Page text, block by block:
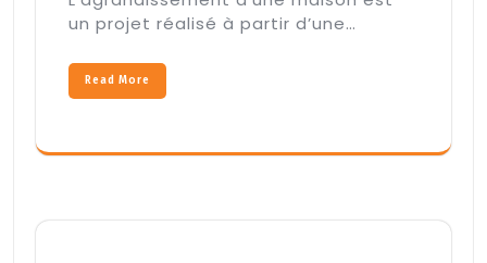
un projet réalisé à partir d’une…
Read More